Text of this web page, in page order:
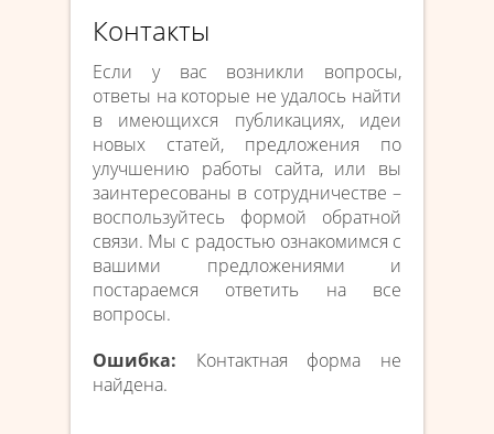
Контакты
Если у вас возникли вопросы,
ответы на которые не удалось найти
в имеющихся публикациях, идеи
новых статей, предложения по
улучшению работы сайта, или вы
заинтересованы в сотрудничестве –
воспользуйтесь формой обратной
связи. Мы с радостью ознакомимся с
вашими предложениями и
постараемся ответить на все
вопросы.
Ошибка: Контактная форма не
найдена.